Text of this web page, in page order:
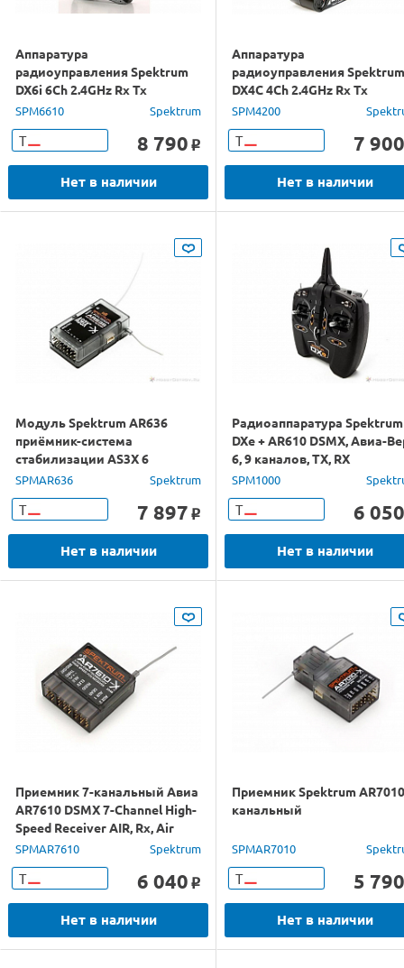
Аппаратура
радиоуправления Spektrum
DX6i 6Ch 2.4GHz Rx Tx
SPM6610 Spektrum
Т 8 790 o
Нет в наличии
Аппаратура
радиоуправления Spektrum
DX4C 4Ch 2.4GHz Rx Tx
SPM4200
Т 7 900
Нет в наличии
Модуль Spektrum AR636
приёмник-система
стабилизации AS3X 6
каналов
SPMAR636 Spektrum
Т 7 897 o
Нет в наличии
Радиоаппаратура Spektrum
DXe + AR610 DSMX, Авиа-
6, 9 каналов, TX, RX
SPM1000
Т 6 050
Нет в наличии
Приемник 7-канальный Авиа
AR7610 DSMX 7-Channel High-
Speed Receiver AIR, Rx, Air
Spektrum
SPMAR7610 Spektrum
Т 6 040 o
Нет в наличии
Приемник Spektrum
канальный
SPMAR7010
Т 5 790
Нет в наличии